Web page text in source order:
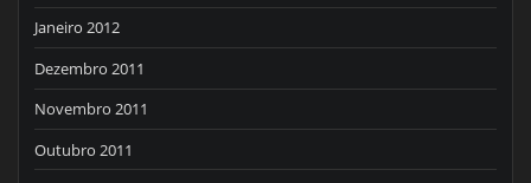
Janeiro 2012
Dezembro 2011
Novembro 2011
Outubro 2011